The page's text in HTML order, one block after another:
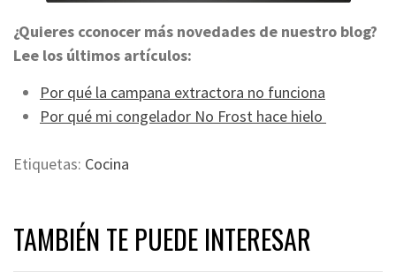
¿Quieres cconocer más novedades de nuestro blog?
Lee los últimos artículos:
Por qué la campana extractora no funciona
Por qué mi congelador No Frost hace hielo
Etiquetas: Cocina
TAMBIÉN TE PUEDE INTERESAR